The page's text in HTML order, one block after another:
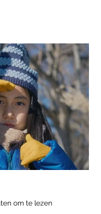
om te lezen